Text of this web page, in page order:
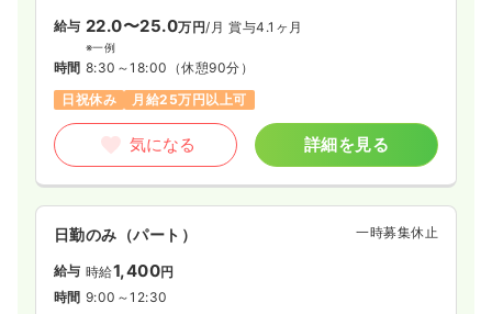
給与 22.0〜25.0万円/月 賞与4.1ヶ月
※一例
時間 8:30～18:00 （休憩90分）
日祝休み
月給25万円以上可
気になる 詳細を見る
日勤のみ（パート） 一時募集休止
給与 時給1,400円
時間 9:00～12:30